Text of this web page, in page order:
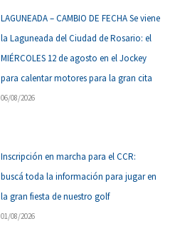
LAGUNEADA – CAMBIO DE FECHA Se viene
la Laguneada del Ciudad de Rosario: el
MIÉRCOLES 12 de agosto en el Jockey
para calentar motores para la gran cita
06/08/2026
Inscripción en marcha para el CCR:
buscá toda la información para jugar en
la gran fiesta de nuestro golf
01/08/2026